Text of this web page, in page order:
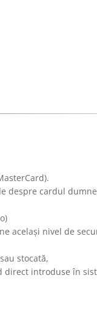
despre cardul
același nivel de
stocată,
introduse în